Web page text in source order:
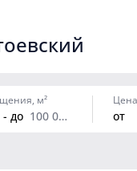
м²
- до от